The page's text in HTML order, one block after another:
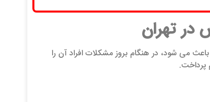
در تهران
می شود، در هنگام بروز مشکلات افراد آن را
پرداخت.